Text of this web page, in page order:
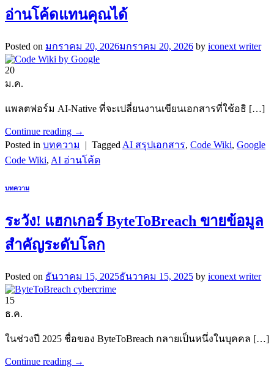
อ่านโค้ดแทนคุณได้
Posted on มกราคม 20, 2026มกราคม 20, 2026 by iconext writer
20
ม.ค.
แพลตฟอร์ม AI-Native ที่จะเปลี่ยนงานเขียนเอกสารที่ใช้อธิ […]
Continue reading →
Posted in บทความ | Tagged AI สรุปเอกสาร, Code Wiki, Google
Code Wiki, AI อ่านโค้ด
บทความ
ระวัง! แฮกเกอร์ ByteToBreach ขายข้อมูล
สำคัญระดับโลก
Posted on ธันวาคม 15, 2025ธันวาคม 15, 2025 by iconext writer
15
ธ.ค.
ในช่วงปี 2025 ชื่อของ ByteToBreach กลายเป็นหนึ่งในบุคคล […]
Continue reading →